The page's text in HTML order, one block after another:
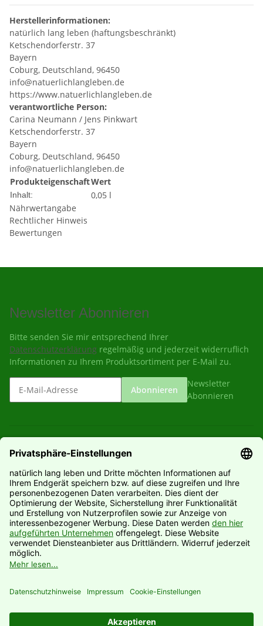
Herstellerinformationen:
natürlich lang leben (haftungsbeschränkt)
Ketschendorferstr. 37
Bayern
Coburg, Deutschland, 96450
info@natuerlichlangleben.de
https://www.natuerlichlangleben.de
verantwortliche Person:
Carina Neumann / Jens Pinkwart
Ketschendorferstr. 37
Bayern
Coburg, Deutschland, 96450
info@natuerlichlangleben.de
ProdukteigenschaftWert
Inhalt:
0,05 l
Nährwertangabe
Rechtlicher Hinweis
Bewertungen
Newsletter Abonnieren
Bitte senden Sie mir entsprechend Ihrer
Datenschutzerklärung regelmäßig und jederzeit widerruflich
Informationen zu Ihrem Produktsortiment per E-Mail zu.
Abonnieren
Newsletter
Abonnieren
Informationen
Hersteller
Vertrag widerrufen